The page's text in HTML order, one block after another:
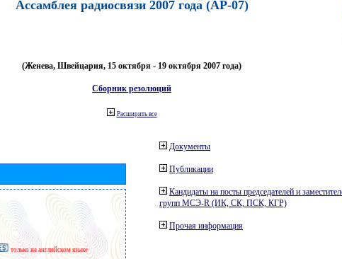
Ассамблея радиосвязи 2007 года (АР-07)
(Женева, Швейцария, 15 октября - 19 октября 2007 года)
Сборник резолюций
Расширить все
только на английском языке
Документы
Публикации
Кандидаты на посты председателей и
групп МСЭ-R (ИК, СК, ПСК, КГР)
Прочая информация